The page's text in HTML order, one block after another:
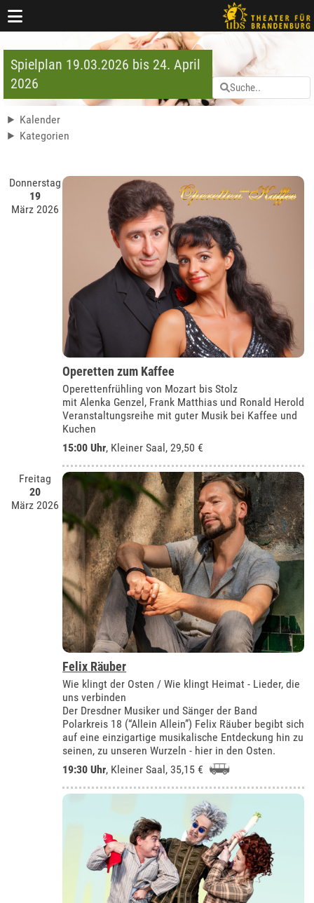
Spielplan 19.03.2026 bis 24. April
2026
Kalender
Kategorien
Donnerstag
19
März 2026
Operetten zum Kaffee
Operettenfrühling von Mozart bis Stolz
mit Alenka Genzel, Frank Matthias und Ronald Herold
Veranstaltungsreihe mit guter Musik bei Kaffee und
Kuchen
15:00 Uhr, Kleiner Saal, 29,50 €
Freitag
20
März 2026
Felix Räuber
Wie klingt der Osten / Wie klingt Heimat - Lieder, die
uns verbinden
Der Dresdner Musiker und Sänger der Band
Polarkreis 18 (“Allein Allein”) Felix Räuber begibt sich
auf eine einzigartige musikalische Entdeckung hin zu
seinen, zu unseren Wurzeln - hier in den Osten.
19:30 Uhr, Kleiner Saal , 35,15 €